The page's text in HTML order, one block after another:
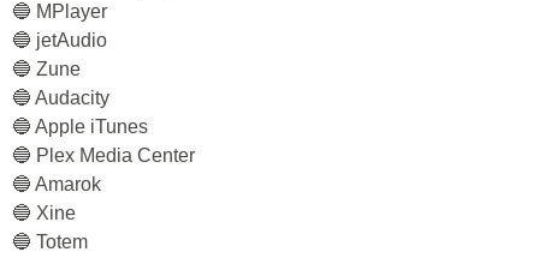
🔵 MPlayer
🔵 jetAudio
🔵 Zune
🔵 Audacity
🔵 Apple iTunes
🔵 Plex Media Center
🔵 Amarok
🔵 Xine
🔵 Totem